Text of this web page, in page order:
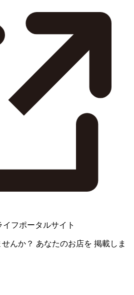
イフポータルサイト
んか？ あなたのお店を 掲載しま